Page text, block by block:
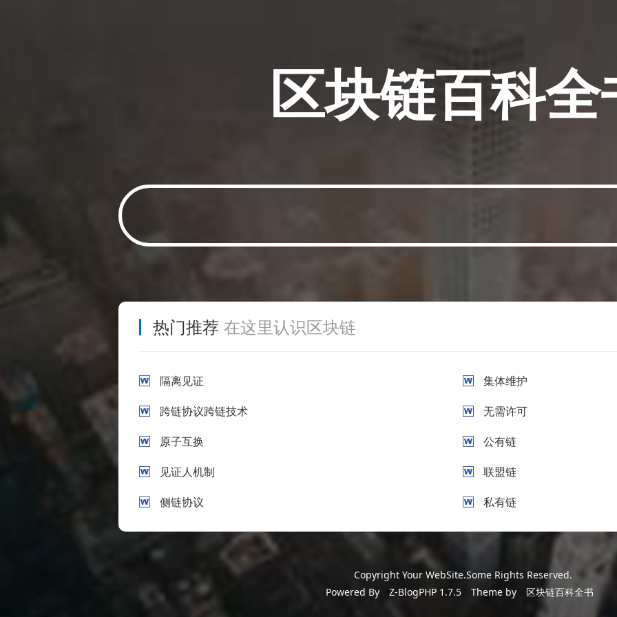
区块链百科
热门推荐 在这里认识区块链
隔离见证
集体维护
跨链协议跨链技术
无需许可
原子互换
公有链
见证人机制
联盟链
侧链协议
私有链
Copyright Your WebSite.Some Rights Reserved.
Powered By
Z-BlogPHP 1.7.5 Theme by 区块链百科全书